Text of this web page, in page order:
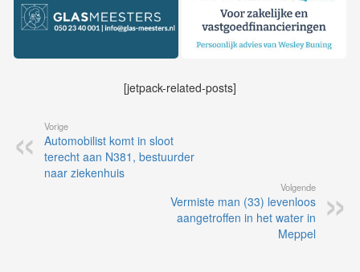
[jetpack-related-posts]
Vorige
Automobilist komt in sloot
terecht aan N381, bestuurder
naar ziekenhuis
Volgende
Vermiste man (33) levenloos
aangetroffen in het water in
Meppel